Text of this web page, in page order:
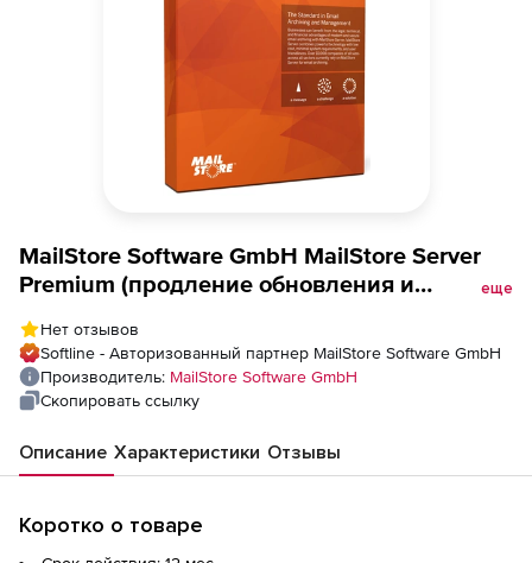
MailStore Software GmbH MailStore Server
Premium (продление обновления и
год
еще
Нет отзывов
Softline - Авторизованный партнер MailStore Software GmbH
Производитель: MailStore Software GmbH
Скопировать ссылку
Описание Характеристики Отзывы
Коротко о товаре